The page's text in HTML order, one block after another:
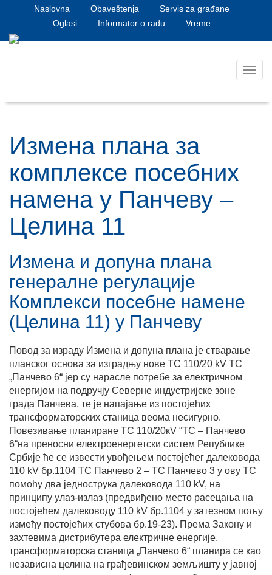
Naslovna Obaveštenja
Servis za građane
Oglasi
Informator o radu Vreme
Измена плана за
комплексе посебних
намена у Панчеву –
Целина 11
Измена и допуна плана
генералне регулације
Комплекси посебне намене
(Целина 11) у Панчеву
Повод за израду Измена и допуна плана је стварање
планског основа за изградњу нове ТС 110/20 kV ТС
„Панчево 6“ јер су нарасле потребе за електричном
енергијом на подручју Северне индустријске зоне
града Панчева, те је напајање из постојећих
трансформаторских станица веома несигурно.
Повезивање планиране ТС 110/20кV “ТС – Панчево
6“на преносни електроенергетски систем Републике
Србије ће се извести увођењем постојећег далековода
110 kV бр.1104 ТС Панчево 2 – ТС Панчево 3 у ову ТС
помоћу два једнострука далековода 110 kV, на
принципу улаз-излаз (предвиђено место расецања на
постојећем далеководу 110 kV бр.1104 у затезном пољу
између постојећих стубова бр.19-23). Према Закону и
захтевима дистрибутера електричне енергије,
трансформаторска станица „Панчево 6“ планира се као
независна целина на грађевинском земљишту у јавној